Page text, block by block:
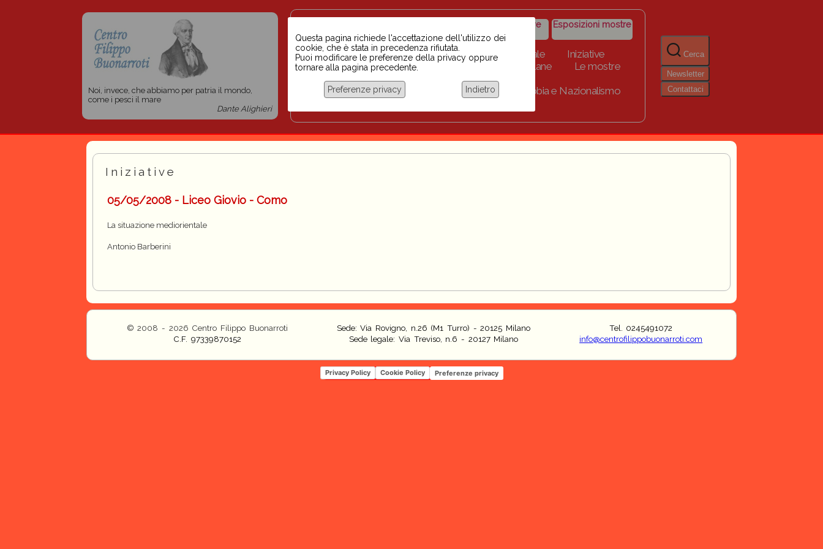
Noi, invece, che abbiamo per patria il mondo,
come i pesci il mare
Dante Alighieri
razzismo
iniziative
Storico iniziative Esposizioni mostre
Home Scuola BINARI Biblioteca digitale
Iniziative
Progetti per le scuole 2023-2024
Link Collane
Le mostre
Chi siamo
Coordinamento Docenti contro Razzismo, Xenofobia e Nazionalismo
Cerca
Newsletter
Contattaci
Questa pagina richiede l'accettazione dell'utilizzo dei
cookie, che è stata in precedenza rifiutata.
Puoi modificare le preferenze della privacy oppure
tornare alla pagina precedente.
Preferenze privacy Indietro
Iniziative
05/05/2008 - Liceo Giovio - Como
La situazione mediorientale
Antonio Barberini
© 2008 - 2026 Centro Filippo Buonarroti
C.F. 97339870152
Sede: Via Rovigno, n.26 (M1 Turro) - 20125 Milano
Sede legale: Via Treviso, n.6 - 20127 Milano
Tel. 0245491072
info@centrofilippobuonarroti.com
Privacy Policy Cookie Policy Preferenze privacy